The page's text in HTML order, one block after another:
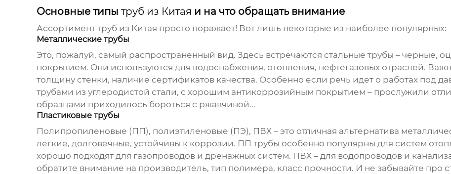
Основные типы труб из Китая и на что обращать внимание
Ассортимент труб из Китая просто поражает! Вот лишь некоторые из наиболее популярных:
Металлические трубы
Это, пожалуй, самый распространенный вид. Здесь встречаются стальные трубы – черные,
покрытием. Они используются для водоснабжения, отопления, нефтегазовых отраслей.
толщину стенки, наличие сертификатов качества. Особенно если речь идет о работах под
трубами из углеродистой стали, с хорошим антикоррозийным покрытием – прослужили
образцами приходилось бороться с ржавчиной...
Пластиковые трубы
Полипропиленовые (ПП), полиэтиленовые (ПЭ), ПВХ – это отличная альтернатива
легкие, долговечные, устойчивы к коррозии. ПП трубы особенно популярны для систем
хорошо подходят для газопроводов и дренажных систем. ПВХ – для водопроводов и
обратите внимание на производитель, тип полимера, класс прочности. И не забывайте про